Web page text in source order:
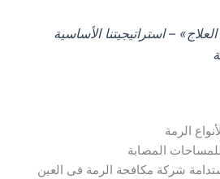
– استراتيجيتنا الأساسية
الرمة
المصابة
شركة مكافحة الرمة فى العين